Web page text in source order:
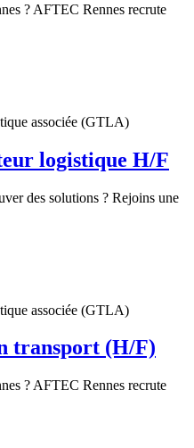
? AFTEC Rennes recrute
associée (GTLA)
logistique H/F
des solutions ? Rejoins une
associée (GTLA)
transport (H/F)
? AFTEC Rennes recrute